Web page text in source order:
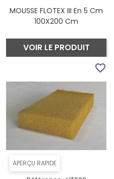
MOUSSE FLOTEX III En 5 Cm
100X200 Cm
VOIR LE PRODUIT
APERÇU RAPIDE
favorite_border